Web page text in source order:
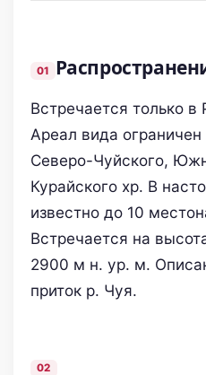
Встречается только в
Ареал вида
Северо-Чуйского,
Курайского хр. В
известно до 10
Встречается на
2900 м н. ур. м.
приток р. Чуя.